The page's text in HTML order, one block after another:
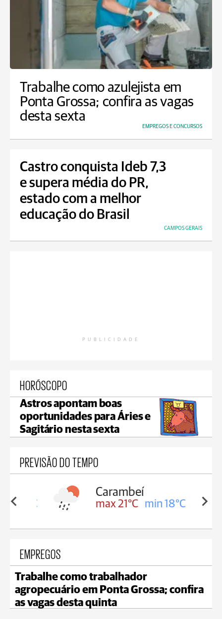
Trabalhe como azulejista em
Ponta Grossa; confira as vagas
desta sexta
EMPREGOS E CONCURSOS
Castro conquista Ideb 7,3
e supera média do PR,
estado com a melhor
educação do Brasil
CAMPOS GERAIS
PUBLICIDADE
HORÓSCOPO
Astros apontam boas
oportunidades para Áries e
Sagitário nesta sexta
PREVISÃO DO TEMPO
18°C
Carambeí
max 21°C min 18°C
EMPREGOS
Trabalhe como trabalhador
agropecuário em Ponta Grossa; confira
as vagas desta quinta